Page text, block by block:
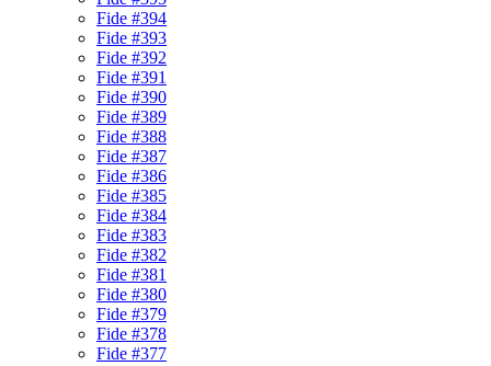
Fide #394
Fide #393
Fide #392
Fide #391
Fide #390
Fide #389
Fide #388
Fide #387
Fide #386
Fide #385
Fide #384
Fide #383
Fide #382
Fide #381
Fide #380
Fide #379
Fide #378
Fide #377